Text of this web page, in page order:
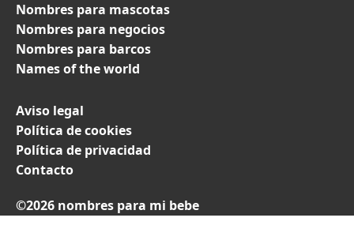
Nombres para mascotas
Nombres para negocios
Nombres para barcos
Names of the world
Aviso legal
Política de cookies
Política de privacidad
Contacto
©2026 nombres para mi bebe